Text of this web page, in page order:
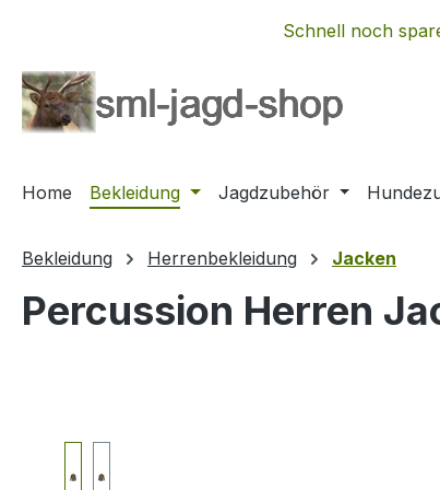
Zur Hauptnavigation springenSchnell noch
Home Bekleidung Jagdzubehör
Bekleidung Herrenbekleidung Jacken
Percussion Herren